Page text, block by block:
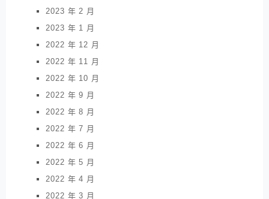
2023 年 2 月
2023 年 1 月
2022 年 12 月
2022 年 11 月
2022 年 10 月
2022 年 9 月
2022 年 8 月
2022 年 7 月
2022 年 6 月
2022 年 5 月
2022 年 4 月
2022 年 3 月